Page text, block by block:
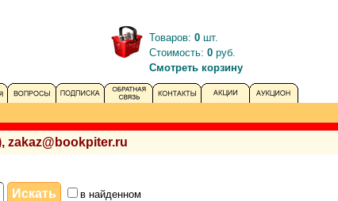
Товаров: 0 шт.
Стоимость: 0 руб.
Смотреть корзину
zakaz@bookpiter.ru
в найденном